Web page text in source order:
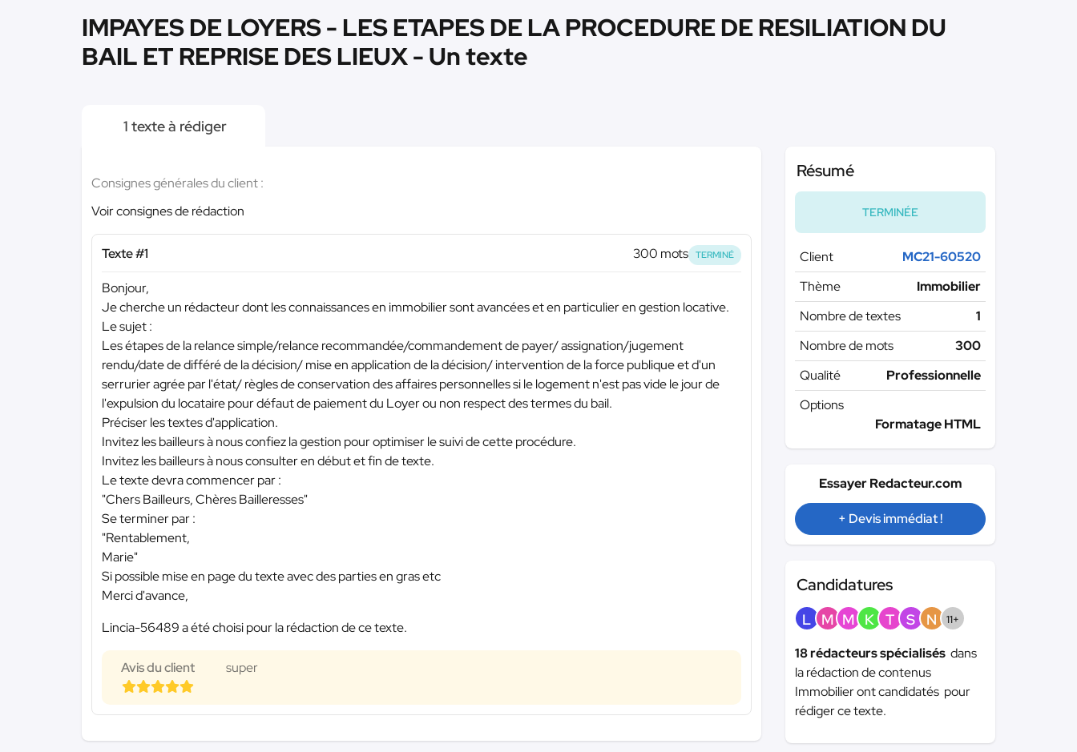
IMPAYES DE LOYERS - LES ETAPES DE LA PROCEDURE DE RESILIATION DU
BAIL ET REPRISE DES LIEUX - Un texte
1 texte à rédiger
Consignes générales du client :
Voir consignes de rédaction
Texte #1 300 mots TERMINÉ
Bonjour,
Je cherche un rédacteur dont les connaissances en immobilier sont avancées et en particulier en gestion locative.
Le sujet :
Les étapes de la relance simple/relance recommandée/commandement de payer/ assignation/jugement
rendu/date de différé de la décision/ mise en application de la décision/ intervention de la force publique et d'un
serrurier agrée par l'état/ règles de conservation des affaires personnelles si le logement n'est pas vide le jour de
l'expulsion du locataire pour défaut de paiement du Loyer ou non respect des termes du bail.
Préciser les textes d'application.
Invitez les bailleurs à nous confiez la gestion pour optimiser le suivi de cette procédure.
Invitez les bailleurs à nous consulter en début et fin de texte.
Le texte devra commencer par :
"Chers Bailleurs, Chères Bailleresses"
Se terminer par :
"Rentablement,
Marie"
Si possible mise en page du texte avec des parties en gras etc
Merci d'avance,
Lincia-56489 a été choisi pour la rédaction de ce texte.
Avis du client super
Résumé
TERMINÉE
Client
MC21-60520
Thème
Immobilier
Nombre de textes
1
Nombre de mots
300
Qualité
Professionnelle
Options
Formatage HTML
Essayer Redacteur.com
+ Devis immédiat !
Candidatures
L M M K T S N 11+
18 rédacteurs spécialisés dans
la rédaction de contenus
Immobilier ont candidatés pour
rédiger ce texte.